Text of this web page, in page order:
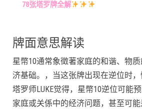
78张塔罗牌全解
牌面意思解读
星幣10通常象徵著家庭的和谐、物
济基础。，当这张牌出现在逆位时，
塔罗师LUKE觉得，星幣10逆位可能
家庭或关係中的经济问题，甚至可